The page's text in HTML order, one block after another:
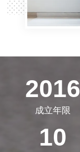
2016
成立年限
10